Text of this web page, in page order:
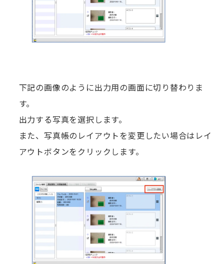
下記の画像のように出力用の画面に切り替わりま
す。
出力する写真を選択します。
また、写真帳のレイアウトを変更したい場合はレイ
アウトボタンをクリックします。